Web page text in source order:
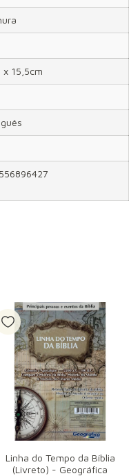
x 15,5cm
Linha do Tempo da Bíblia
(Livreto) - Geográfica